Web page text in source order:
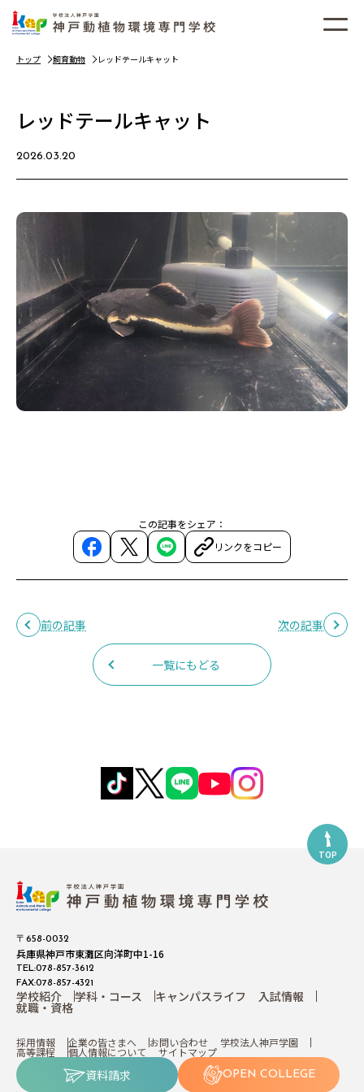
トップ 飼育動物 レッドテールキャット
レッドテールキャット
2026.03.20
この記事をシェア：
リンクをコピー
前の記事
一覧にもどる
次の記事
TOP
〒658-0032
兵庫県神戸市東灘区向洋町中1-16
TEL:078-857-3612
FAX:078-857-4321
学校紹介 学科・コース キャンパスライフ 入試情報
就職・資格
採用情報 企業の皆さまへ お問い合わせ 学校法人神戸学園
高等課程 個人情報について サイトマップ
資料請求 OPEN COLLEGE